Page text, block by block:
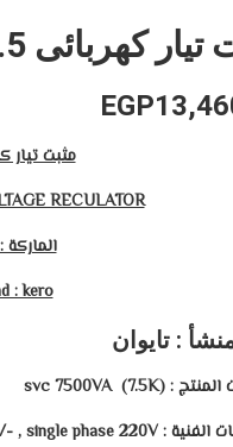
كهربائى 7.5ك انالوج
EGP
مثبت تيار
RECULATOR
: kero
: تايوان
المنتج: (
svc 7500VA (7.5K
الفنية:
, single phase 220V